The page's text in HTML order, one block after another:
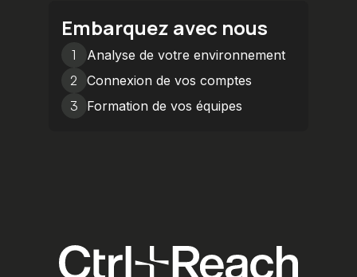
Embarquez avec nous
1
Analyse de votre environnement
2
Connexion de vos comptes
3
Formation de vos équipes